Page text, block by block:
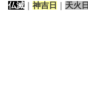
仏滅
神吉日 天火日